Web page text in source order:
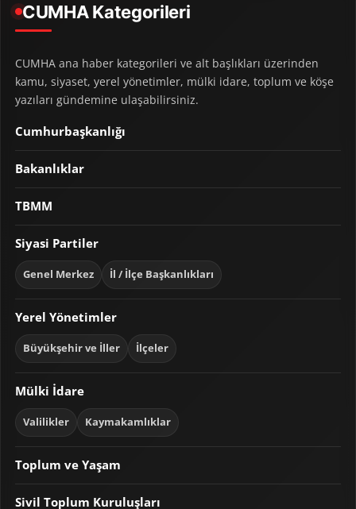
CUMHA Kategorileri
CUMHA ana haber kategorileri ve alt başlıkları üzerinden
kamu, siyaset, yerel yönetimler, mülki idare, toplum ve köşe
yazıları gündemine ulaşabilirsiniz.
Cumhurbaşkanlığı
Bakanlıklar
TBMM
Siyasi Partiler
Genel Merkez İl / İlçe Başkanlıkları
Yerel Yönetimler
Büyükşehir ve İller İlçeler
Mülki İdare
Valilikler Kaymakamlıklar
Toplum ve Yaşam
Sivil Toplum Kuruluşları